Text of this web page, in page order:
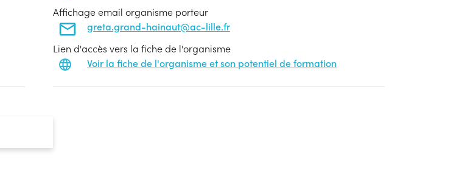
Affichage email organisme porteur
greta.grand-hainaut@ac-lille.fr
Lien d'accès vers la fiche de l'organisme
Voir la fiche de l'organisme et son potentiel de formation